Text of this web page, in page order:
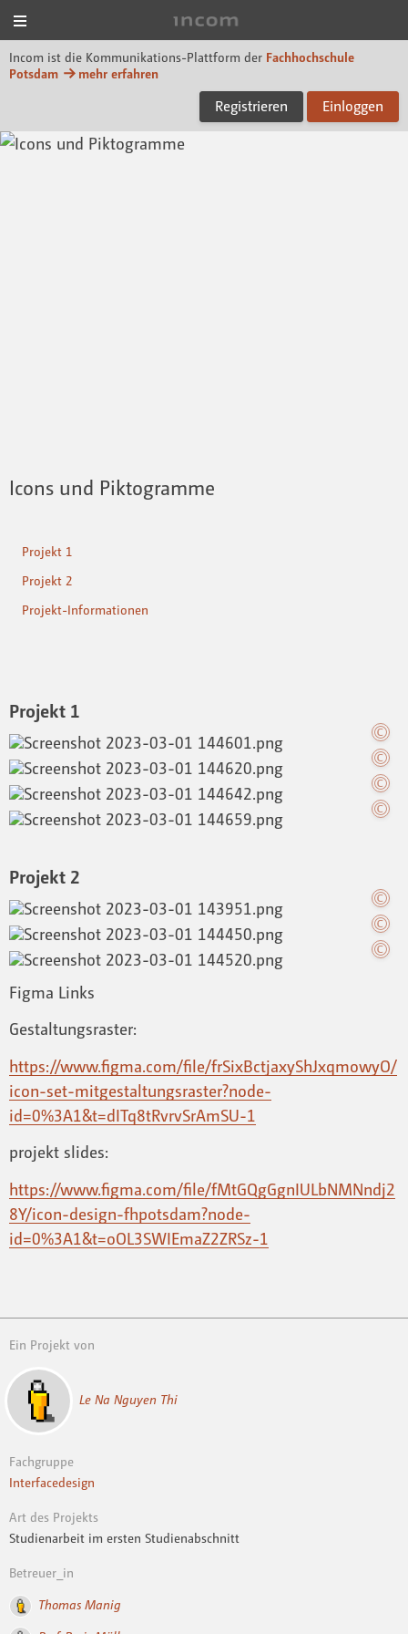
Incom ist die Kommunikations-Plattform der Fachhochschule
Potsdam
mehr erfahren
Registrieren Einloggen
Icons und Piktogramme
Projekt 1
Projekt 2
Projekt-Informationen
Projekt 1
Projekt 2
Figma Links
Gestaltungsraster:
https://www.figma.com/file/frSixBctjaxyShJxqmowyO/
icon-set-mitgestaltungsraster?node-
id=0%3A1&t=dITq8tRvrvSrAmSU-1
projekt slides:
https://www.figma.com/file/fMtGQgGgnIULbNMNndj2
8Y/icon-design-fhpotsdam?node-
id=0%3A1&t=oOL3SWIEmaZ2ZRSz-1
Ein Projekt von
Le Na Nguyen Thi
Fachgruppe
Interfacedesign
Art des Projekts
Studienarbeit im ersten Studienabschnitt
Betreuer_in
Thomas Manig